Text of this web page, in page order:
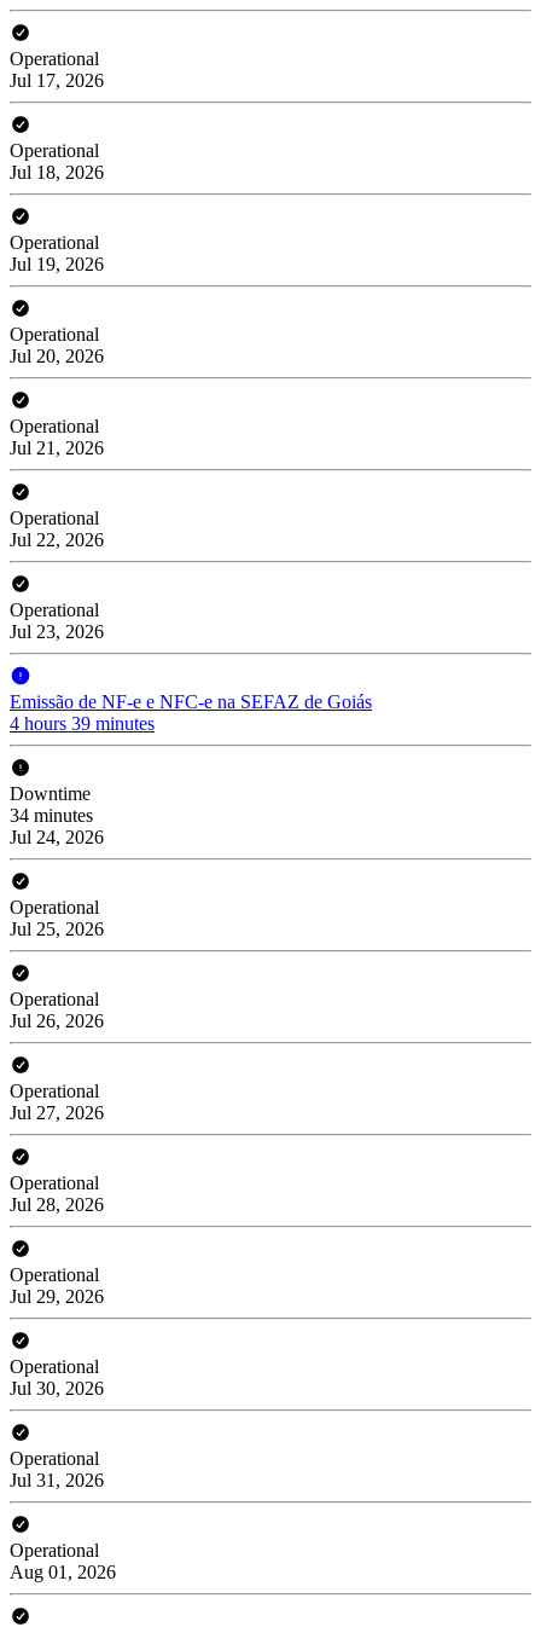
Operational
Jul 17, 2026
Operational
Jul 18, 2026
Operational
Jul 19, 2026
Operational
Jul 20, 2026
Operational
Jul 21, 2026
Operational
Jul 22, 2026
Operational
Jul 23, 2026
Emissão de NF-e e NFC-e na SEFAZ de Goiás
4 hours 39 minutes
Downtime
34 minutes
Jul 24, 2026
Operational
Jul 25, 2026
Operational
Jul 26, 2026
Operational
Jul 27, 2026
Operational
Jul 28, 2026
Operational
Jul 29, 2026
Operational
Jul 30, 2026
Operational
Jul 31, 2026
Operational
Aug 01, 2026